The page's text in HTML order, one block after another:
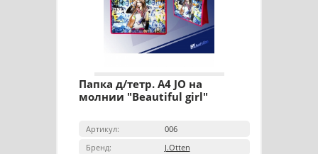
Папка д/тетр. А4 JO на
молнии "Beautiful girl"
Артикул:
006
Бренд:
J.Otten